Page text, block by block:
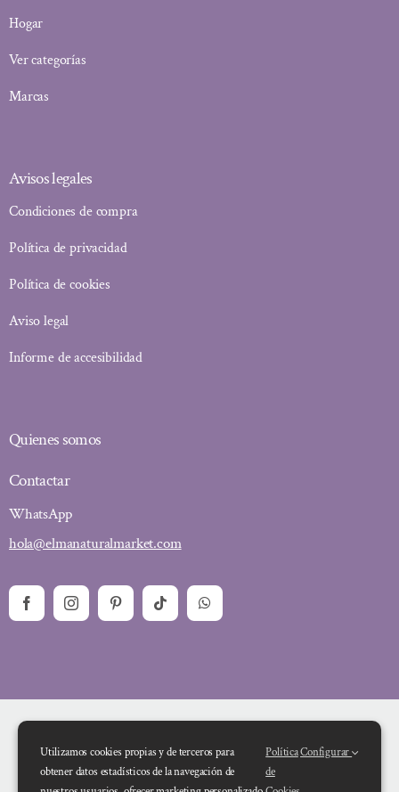
Hogar
Ver categorías
Marcas
Avisos legales
Condiciones de compra
Política de privacidad
Política de cookies
Aviso legal
Informe de accesibilidad
Quienes somos
Contactar
WhatsApp
hola@elmanaturalmarket.com
Utilizamos cookies propias y de terceros para
obtener datos estadísticos de la navegación de
Política
de
Configurar